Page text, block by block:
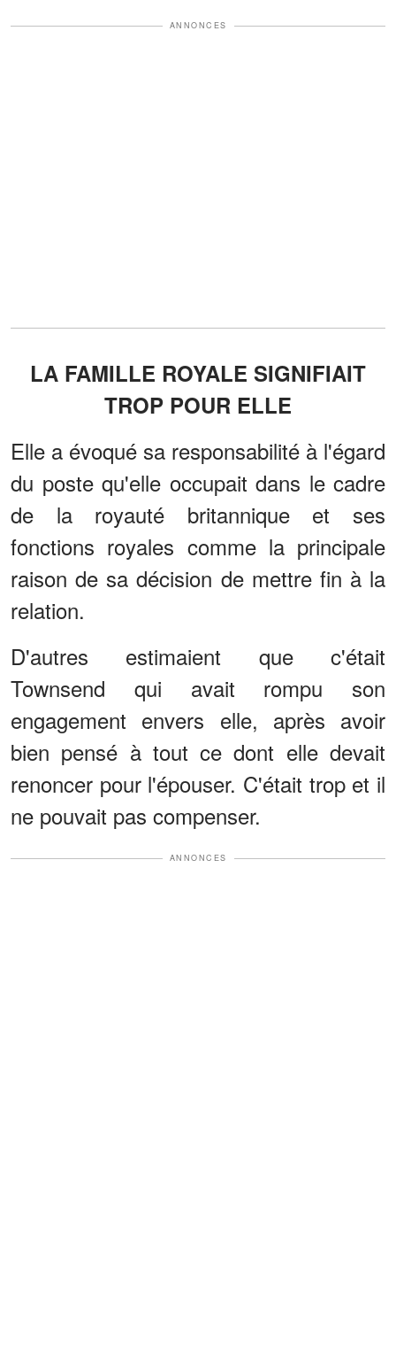
ANNONCES
LA FAMILLE ROYALE SIGNIFIAIT
TROP POUR ELLE
Elle a évoqué sa responsabilité à l'égard
du poste qu'elle occupait dans le cadre
de la royauté britannique et ses
fonctions royales comme la principale
raison de sa décision de mettre fin à la
relation.
D'autres estimaient que c'était
Townsend qui avait rompu son
engagement envers elle, après avoir
bien pensé à tout ce dont elle devait
renoncer pour l'épouser. C'était trop et il
ne pouvait pas compenser.
ANNONCES